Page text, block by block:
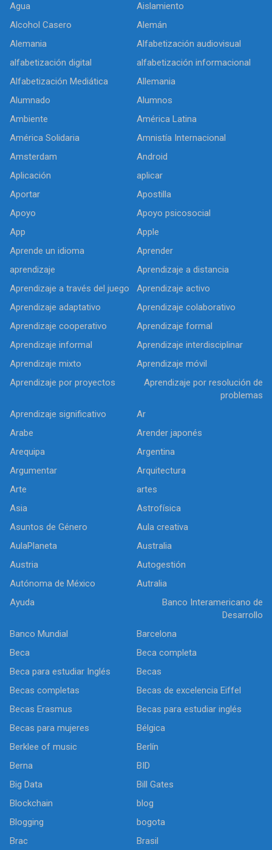
Agua
Aislamiento
Alcohol Casero
Alemán
Alemania
Alfabetización audiovisual
alfabetización digital
alfabetización informacional
Alfabetización Mediática
Allemania
Alumnado
Alumnos
Ambiente
América Latina
América Solidaria
Amnistía Internacional
Amsterdam
Android
Aplicación
aplicar
Aportar
Apostilla
Apoyo
Apoyo psicosocial
App
Apple
Aprende un idioma
Aprender
aprendizaje
Aprendizaje a distancia
Aprendizaje a través del juego
Aprendizaje activo
Aprendizaje adaptativo
Aprendizaje colaborativo
Aprendizaje cooperativo
Aprendizaje formal
Aprendizaje informal
Aprendizaje interdisciplinar
Aprendizaje mixto
Aprendizaje móvil
Aprendizaje por proyectos
Aprendizaje por resolución de
problemas
Aprendizaje significativo
Ar
Arabe
Arender japonés
Arequipa
Argentina
Argumentar
Arquitectura
Arte
artes
Asia
Astrofísica
Asuntos de Género
Aula creativa
AulaPlaneta
Australia
Austria
Autogestión
Autónoma de México
Autralia
Ayuda
Banco Interamericano de
Desarrollo
Banco Mundial
Barcelona
Beca
Beca completa
Beca para estudiar Inglés
Becas
Becas completas
Becas de excelencia Eiffel
Becas Erasmus
Becas para estudiar inglés
Becas para mujeres
Bélgica
Berklee of music
Berlín
Berna
BID
Big Data
Bill Gates
Blockchain
blog
Blogging
bogota
Brac
Brasil